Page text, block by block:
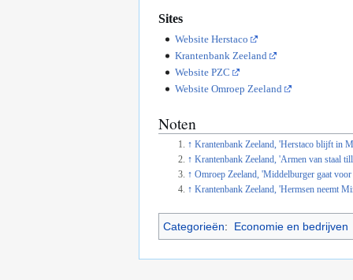
Sites
Website Herstaco
Krantenbank Zeeland
Website PZC
Website Omroep Zeeland
Noten
↑ Krantenbank Zeeland, 'Herstaco blijft in
↑ Krantenbank Zeeland, 'Armen van staal
↑ Omroep Zeeland, 'Middelburger gaat
↑ Krantenbank Zeeland, 'Hermsen neemt
Categorieën: Economie en bedrijven